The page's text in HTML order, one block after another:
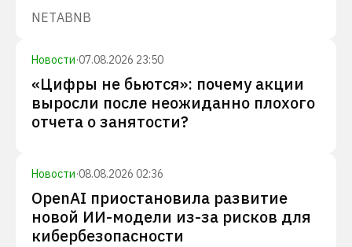
NETABNB
Новости·07.08.2026 23:50
«Цифры не бьются»: почему акции
выросли после неожиданно плохого
отчета о занятости?
Новости·08.08.2026 02:36
OpenAI приостановила развитие
новой ИИ-модели из-за рисков для
кибербезопасности